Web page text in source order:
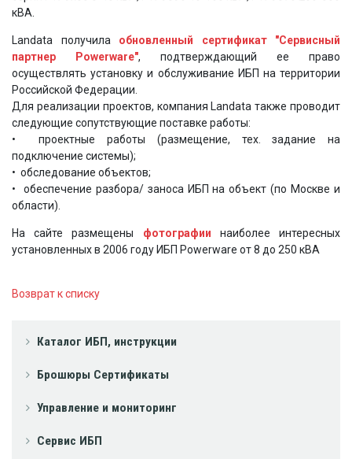
Каталог ИБП, инструкции
Брошюры Сертификаты
Управление и мониторинг
Сервис ИБП
кВА.
Landata получила обновленный сертификат "Сервисный
партнер Powerware", подтверждающий ее право
осуществлять установку и обслуживание ИБП на территории
Российской Федерации.
Для реализации проектов, компания Landata также проводит
следующие сопутствующие поставке работы:
• проектные работы (размещение, тех. задание на
подключение системы);
• обследование объектов;
• обеспечение разбора/ заноса ИБП на объект (по Москве и
области).
На сайте размещены фотографии наиболее интересных
установленных в 2006 году ИБП Powerware от 8 до 250 кВА
Возврат к списку